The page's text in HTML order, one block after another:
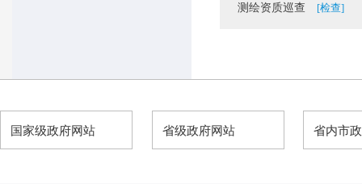
测绘资质巡查 [检查]
国家级政府网站 省级政府网站 省内市